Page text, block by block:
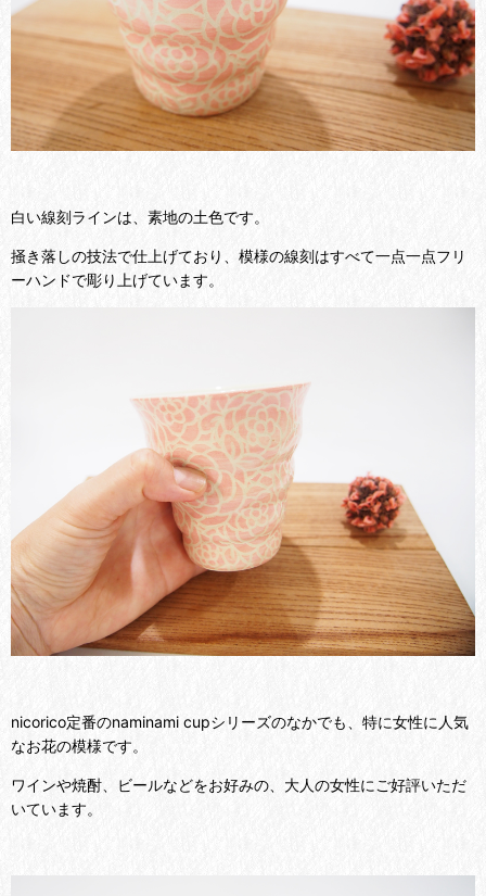
白い線刻ラインは、素地の土色です。
掻き落しの技法で仕上げており、模様の線刻はすべて一点一点フリ
ーハンドで彫り上げています。
nicorico定番のnaminami cupシリーズのなかでも、特に女性に人気
なお花の模様です。
ワインや焼酎、ビールなどをお好みの、大人の女性にご好評いただ
いています。